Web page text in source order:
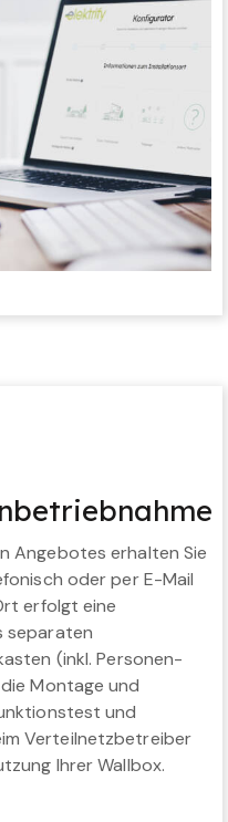
Angebotes erhalten Sie
oder per E-Mail
erfolgt eine
separaten
(inkl. Personen-
Montage und
und
Verteilnetzbetreiber
Ihrer Wallbox.